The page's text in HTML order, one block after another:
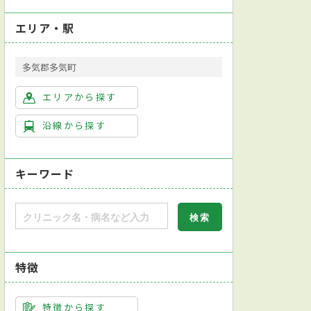
エリア・駅
多気郡多気町
エリアから探す
沿線から探す
キーワード
特徴
特徴から探す